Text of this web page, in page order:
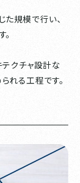
た規模で行い、
。
テクチャ設計な
れる工程です。